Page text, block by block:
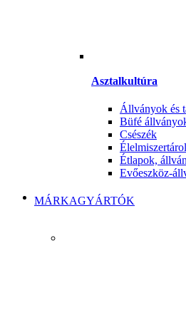
Asztalkultúra
Állványok és
Büfé
Csészék
Étlapok,
Evőeszköz-
MÁRKAGYÁRTÓK